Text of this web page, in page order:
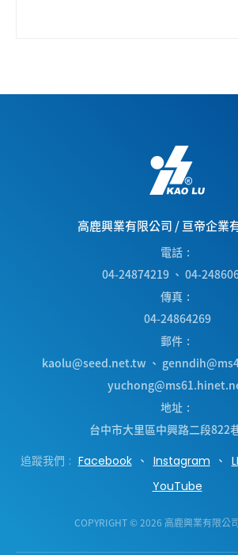
高鹿興業有限公司 /亘帝企業
電話
04-24874219 、 04-
傳真
04-24864269
郵件
kaolu@seed.net.tw 、
地址
台中市大里區中興路二段822
追蹤我們
Facebook Instagram
YouTube
COPYRIGHT © 2026 高鹿興業有限公